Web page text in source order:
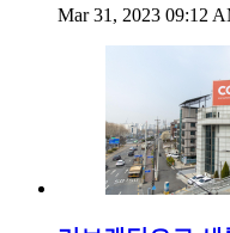
Mar 31, 2023 09:12